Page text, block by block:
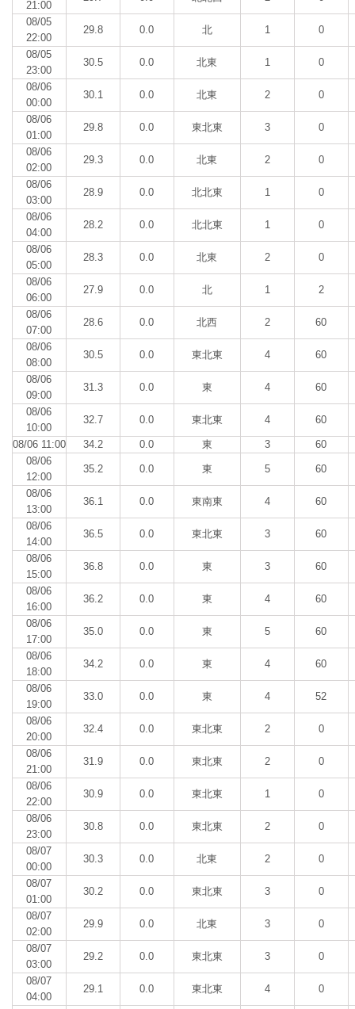
21:00
08/05
22:00
29.8 0.0 北 1 0
08/05
23:00
30.5 0.0 北東 1 0
08/06
00:00
30.1 0.0 北東 2 0
08/06
01:00
29.8 0.0 東北東 3 0
08/06
02:00
29.3 0.0 北東 2 0
08/06
03:00
28.9 0.0 北北東 1 0
08/06
04:00
28.2 0.0 北北東 1 0
08/06
05:00
28.3 0.0 北東 2 0
08/06
06:00
27.9 0.0 北 1 2
08/06
07:00
28.6 0.0 北西 2 60
08/06
08:00
30.5 0.0 東北東 4 60
08/06
09:00
31.3 0.0 東 4 60
08/06
10:00
32.7 0.0 東北東 4 60
08/06 11:00 34.2 0.0 東 3
60
08/06
12:00
35.2 0.0 東 5 60
08/06
13:00
36.1 0.0 東南東 4 60
08/06
14:00
36.5 0.0 東北東 3 60
08/06
15:00
36.8 0.0 東 3 60
08/06
16:00
36.2 0.0 東 4 60
08/06
17:00
35.0 0.0 東 5 60
08/06
18:00
34.2 0.0 東 4 60
08/06
19:00
33.0 0.0 東 4 52
08/06
20:00
32.4 0.0 東北東 2 0
08/06
21:00
31.9 0.0 東北東 2 0
08/06
22:00
30.9 0.0 東北東 1 0
08/06
23:00
30.8 0.0 東北東 2 0
08/07
00:00
30.3 0.0 北東 2 0
08/07
01:00
30.2 0.0 東北東 3 0
08/07
02:00
29.9 0.0 北東 3 0
08/07
03:00
29.2 0.0 東北東 3 0
08/07
04:00
29.1 0.0 東北東 4 0